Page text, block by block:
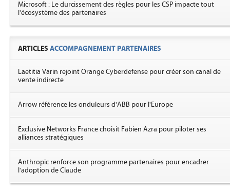
Microsoft : Le durcissement des règles pour les CSP impacte tout
l'écosystème des partenaires
ARTICLES ACCOMPAGNEMENT PARTENAIRES
Laetitia Varin rejoint Orange Cyberdefense pour créer son canal de
vente indirecte
Arrow référence les onduleurs d'ABB pour l'Europe
Exclusive Networks France choisit Fabien Azra pour piloter ses
alliances stratégiques
Anthropic renforce son programme partenaires pour encadrer
l'adoption de Claude